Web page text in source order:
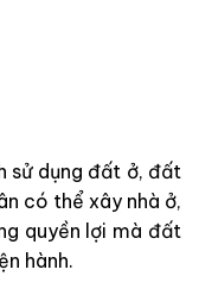
sử dụng đất ở, đất
có thể xây nhà ở,
quyền lợi mà đất
hành.